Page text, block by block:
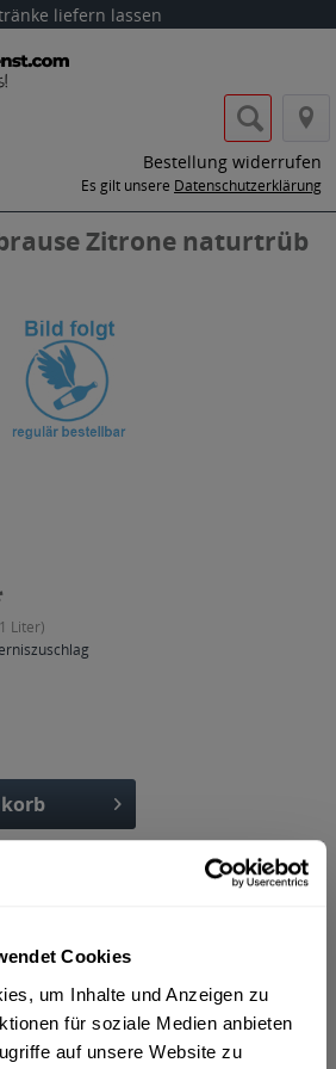
Cookies
um Inhalte und Anzeigen zu
für soziale Medien anbieten
auf unsere Website zu
liefern lassen
Bestellung widerrufen
Es gilt unsere Datenschutzerklärung
Zitrone naturtrüb
Liter)
Zitrone naturtrüb 24